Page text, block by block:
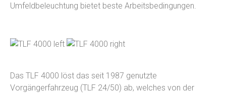
Umfeldbeleuchtung bietet beste Arbeitsbedingungen.
Das TLF 4000 löst das seit 1987 genutzte
Vorgängerfahrzeug (TLF 24/50) ab, welches von der